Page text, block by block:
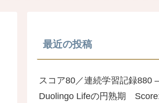
最近の投稿
スコア80／連続学習記録880
Duolingo Lifeの円熟期